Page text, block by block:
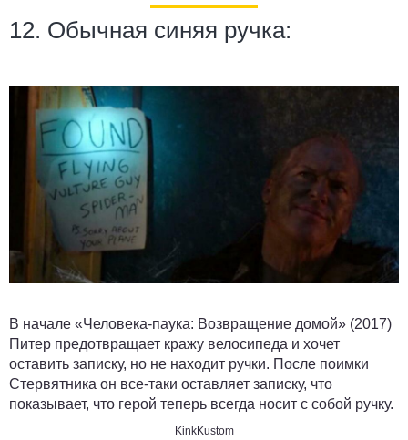
12. Обычная синяя ручка:
В начале «Человека-паука: Возвращение домой» (2017)
Питер предотвращает кражу велосипеда и хочет
оставить записку, но не находит ручки. После поимки
Стервятника он все-таки оставляет записку, что
показывает, что герой теперь всегда носит с собой ручку.
KinkKustom